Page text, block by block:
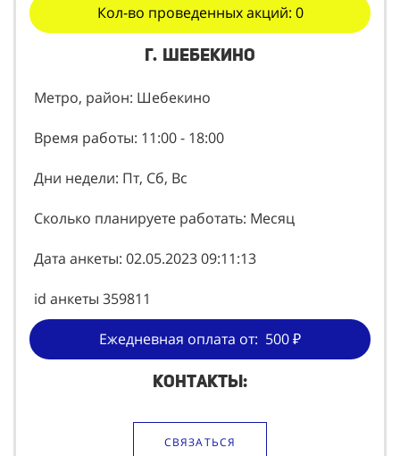
Кол-во проведенных акций: 0
г. Шебекино
Метро, район: Шебекино
Время работы: 11:00 - 18:00
Дни недели: Пт, Сб, Вс
Сколько планируете работать: Месяц
Дата анкеты: 02.05.2023 09:11:13
id анкеты 359811
Ежедневная оплата от: 500 ₽
Контакты:
СВЯЗАТЬСЯ